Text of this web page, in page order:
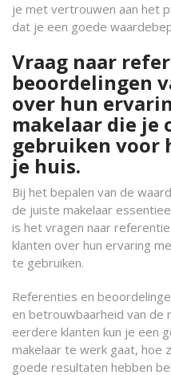
je met vertrouwen aan het
dat je een goede
Vraag naar
beoordelingen
over hun
makelaar die je
gebruiken voor
je huis.
Bij het bepalen van de
de juiste makelaar
is het vragen naar
klanten over hun ervaring
te gebruiken.
Referenties en
en betrouwbaarheid van de
eerdere klanten kun je een
makelaar te werk gaat, hoe
goede resultaten hebben